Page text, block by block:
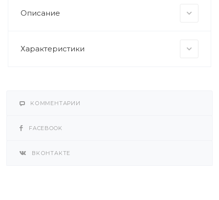
Описание
Характеристики
КОММЕНТАРИИ
FACEBOOK
ВКОНТАКТЕ